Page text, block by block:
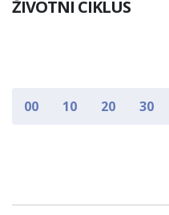
ŽIVOTNI CIKLUS
00 10 20 30